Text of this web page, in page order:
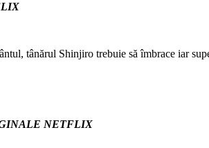
tânărul Shinjiro trebuie să îmbrace iar
NETFLIX